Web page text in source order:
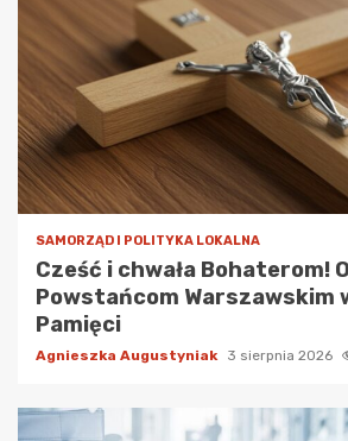
SAMORZĄD I POLITYKA LOKALNA
Cześć i chwała Bohaterom!
Powstańcom Warszawskim
Pamięci
Agnieszka Augustyniak 3 sierpnia 2026